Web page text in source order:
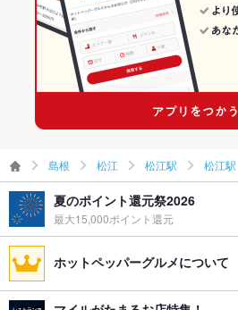
島根 松江 松江駅 松江駅
夏のポイント還元祭2026
最大15,000ポイント還元
ホットペッパーグルメについて